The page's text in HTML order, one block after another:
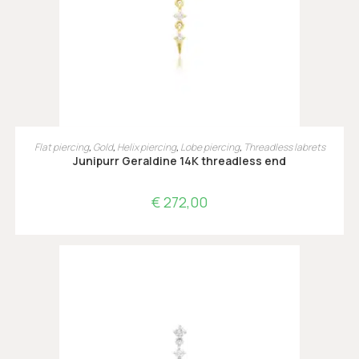
TOEVOEGEN AAN WINKELWAGEN
Flat piercing, Gold, Helix piercing, Lobe piercing, Threadless labrets
Junipurr Geraldine 14K threadless end
€272,00